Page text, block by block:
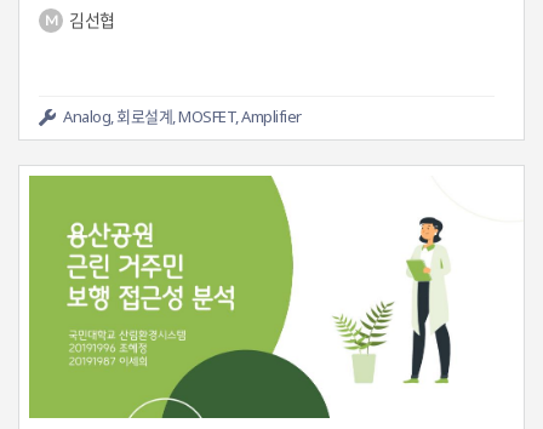
김선협
Analog, 회로설계, MOSFET, Amplifier